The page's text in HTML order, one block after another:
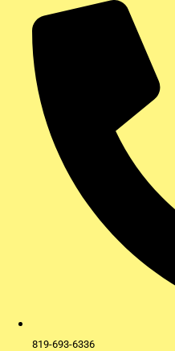
contenu
819-693-6336